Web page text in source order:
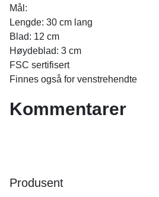
Mål:
Lengde: 30 cm lang
Blad: 12 cm
Høydeblad: 3 cm
FSC sertifisert
Finnes også for venstrehendte
Kommentarer
Produsent